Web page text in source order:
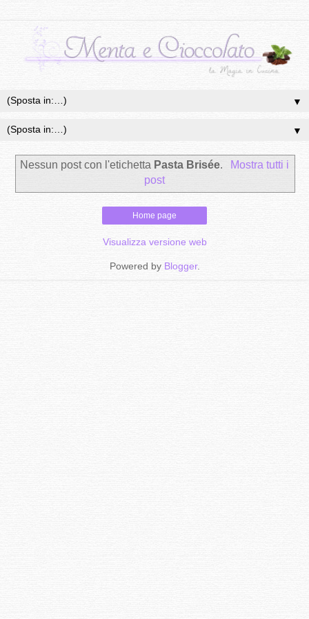
▼
▼
Nessun post con l'etichetta Pasta Brisée.
Mostra tutti i
post
Home page
Visualizza versione web
Powered by Blogger.